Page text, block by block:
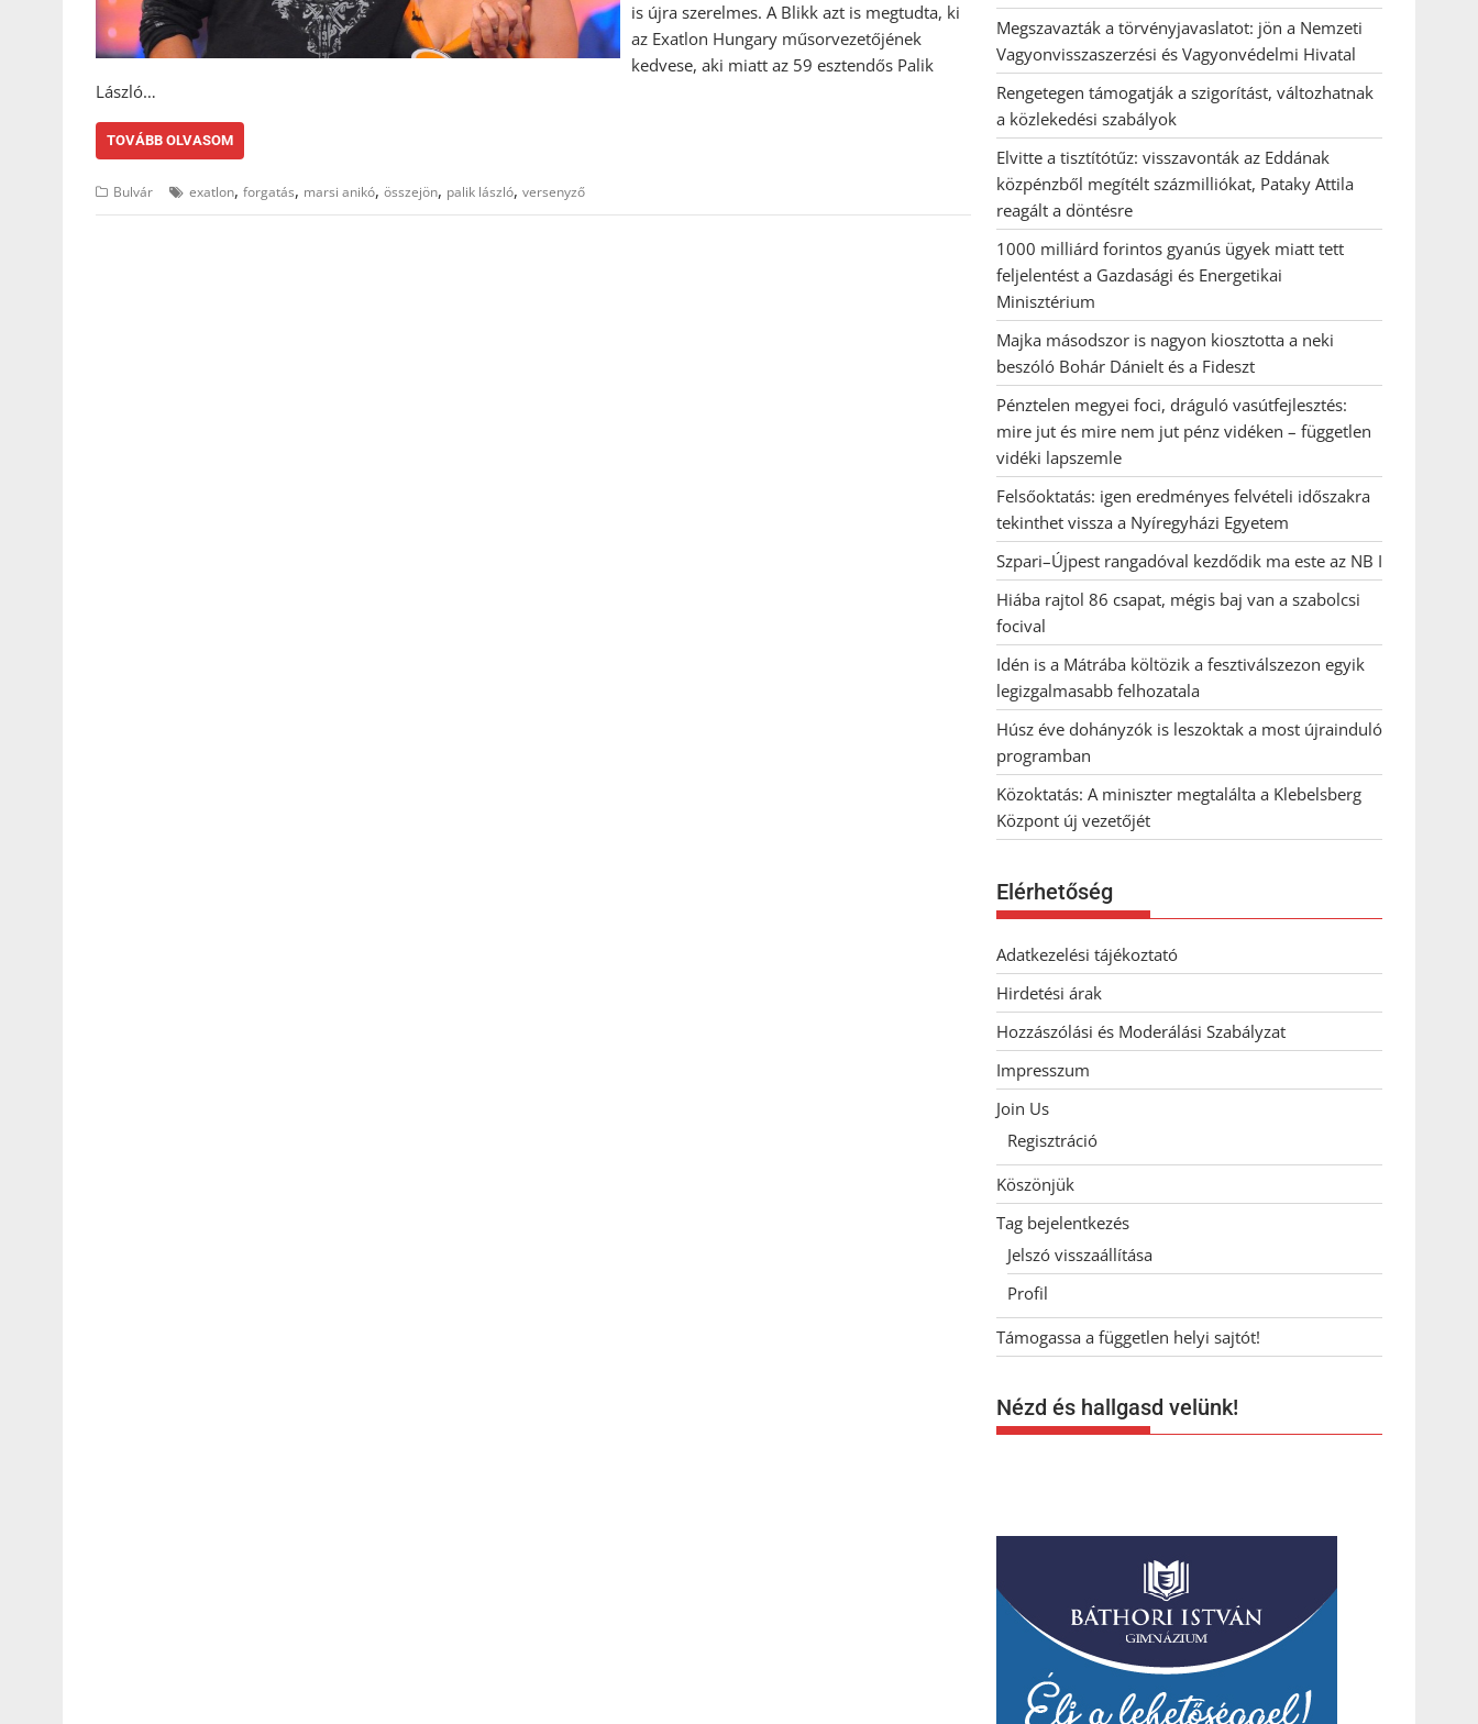
is újra szerelmes. A Blikk azt is megtudta, ki
az Exatlon Hungary műsorvezetőjének
kedvese, aki miatt az 59 esztendős Palik
László…
TOVÁBB OLVASOM
Bulvár exatlon, forgatás, marsi anikó, összejön, palik lászló, versenyző
Megszavazták a törvényjavaslatot: jön a Nemzeti
Vagyonvisszaszerzési és Vagyonvédelmi Hivatal
Rengetegen támogatják a szigorítást, változhatnak
a közlekedési szabályok
Elvitte a tisztítótűz: visszavonták az Eddának
közpénzből megítélt százmilliókat, Pataky Attila
reagált a döntésre
1000 milliárd forintos gyanús ügyek miatt tett
feljelentést a Gazdasági és Energetikai
Minisztérium
Majka másodszor is nagyon kiosztotta a neki
beszóló Bohár Dánielt és a Fideszt
Pénztelen megyei foci, dráguló vasútfejlesztés:
mire jut és mire nem jut pénz vidéken – független
vidéki lapszemle
Felsőoktatás: igen eredményes felvételi időszakra
tekinthet vissza a Nyíregyházi Egyetem
Szpari–Újpest rangadóval kezdődik ma este az NB I
Hiába rajtol 86 csapat, mégis baj van a szabolcsi
focival
Idén is a Mátrába költözik a fesztiválszezon egyik
legizgalmasabb felhozatala
Húsz éve dohányzók is leszoktak a most újrainduló
programban
Közoktatás: A miniszter megtalálta a Klebelsberg
Központ új vezetőjét
Elérhetőség
Adatkezelési tájékoztató
Hirdetési árak
Hozzászólási és Moderálási Szabályzat
Impresszum
Join Us
Regisztráció
Köszönjük
Tag bejelentkezés
Jelszó visszaállítása
Profil
Támogassa a független helyi sajtót!
Nézd és hallgasd velünk!